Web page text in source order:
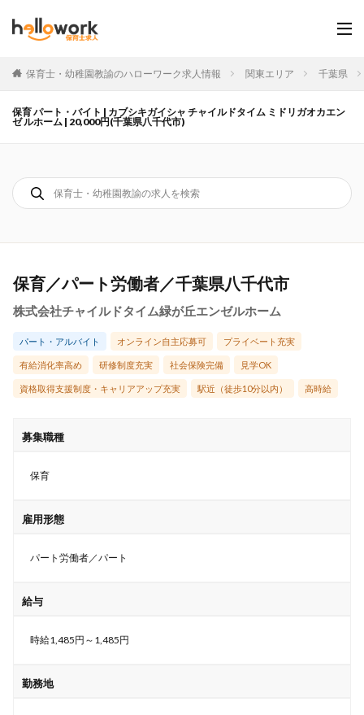
保育士・幼稚園教諭のハローワーク求人情報 関東エリア 千葉県
保育 パート・バイト | カブシキガイシャ チャイルドタイム ミドリガオカエン
ゼ ルホーム | 20,000円(千葉県八千代市)
保育／パート労働者／千葉県八千代市
株式会社チャイルドタイム緑が丘エンゼルホーム
パート・アルバイト オンライン自主応募可 プライベート充実
有給消化率高め 研修制度充実 社会保険完備 見学OK
資格取得支援制度・キャリアアップ充実 駅近（徒歩10分以内） 高時給
募集職種
保育
雇用形態
パート労働者／パート
給与
時給1,485円～1,485円
勤務地